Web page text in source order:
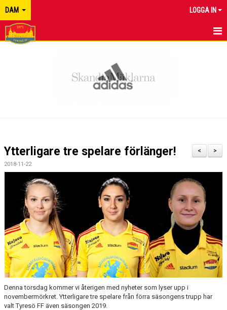
DAM LOGGA IN
BILDGALLERI
DOKUMENT
KONTAKT
>
<
Ytterligare tre spelare förlänger!
2018-11-22
Denna torsdag kommer vi återigen med nyheter som lyser upp i
novembermörkret. Ytterligare tre spelare från förra säsongens trupp har
valt Tyresö FF även säsongen 2019.